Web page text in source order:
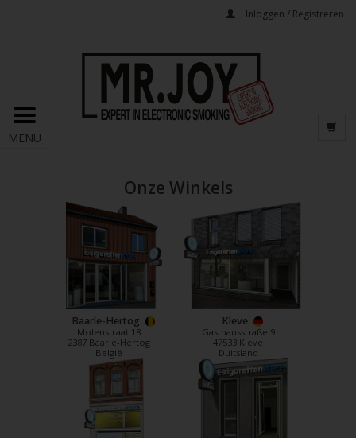
Inloggen / Registreren
MENU
Onze Winkels
Baarle-Hertog
Molenstraat 18
2387 Baarle-Hertog
België
Kleve
Gasthausstraße 9
47533 Kleve
Duitsland